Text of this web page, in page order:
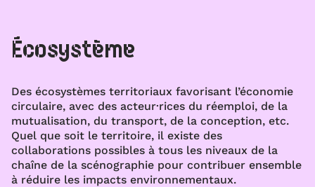
Écosystème
Des écosystèmes territoriaux favorisant l’économie
circulaire, avec des acteur·rices du réemploi, de la
mutualisation, du transport, de la conception, etc.
Quel que soit le territoire, il existe des
collaborations possibles à tous les niveaux de la
chaîne de la scénographie pour contribuer ensemble
à réduire les impacts environnementaux.